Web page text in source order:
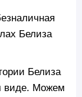
Белиза
Белиза
виде. Можем